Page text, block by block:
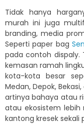
Tidak hanya
murah ini juga
branding, media
Seperti paper bag
pada contoh dispaly.
kemasan ramah
kota-kota besar
Medan, Depok,
artinya bahaya atau
atau ekosistem
kantong kresek sekali